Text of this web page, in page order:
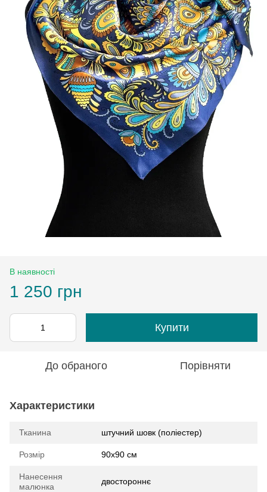
В наявності
1 250 грн
Купити
До обраного Порівняти
Характеристики
Тканина штучний шовк (поліестер)
Розмір 90х90 см
Нанесення
малюнка
двостороннє